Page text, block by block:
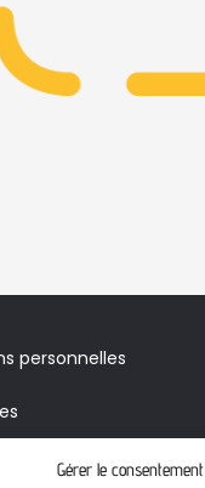
Gérer le consentement
personnelles
de réduction